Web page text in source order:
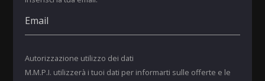
Autorizzazione utilizzo dei dati
M.M.P.I. utilizzerà i tuoi dati per informarti sulle offerte e le